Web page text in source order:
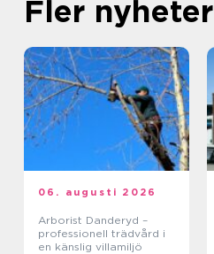
Fler nyheter
06. augusti 2026
Arborist Danderyd –
professionell trädvård i
en känslig villamiljö